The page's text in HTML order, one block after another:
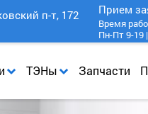
ТЭНы Запчасти
п-т, 172 Прием
Время
Пн-Пт 9-19